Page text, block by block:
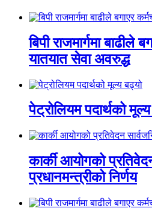
बिपी राजमार्गमा बाढीले
यातयात सेवा अवरुद्ध
पेट्रोलियम पदार्थको
कार्की आयोगको
प्रधानमन्त्रीको निर्णय